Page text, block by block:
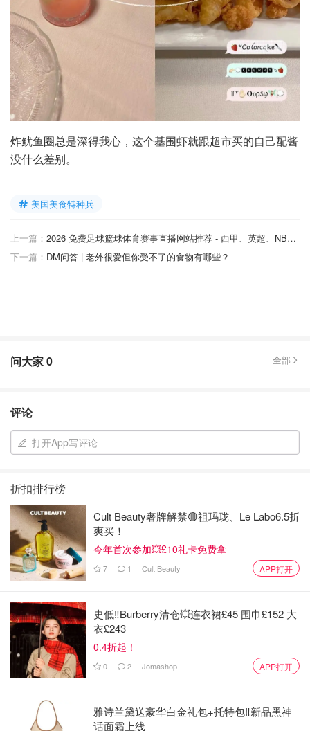
炸鱿鱼圈总是深得我心，这个基围虾就跟超市买的自己配酱
没什么差别。
美国美食特种兵
上一篇：
2026 免费足球篮球体育赛事直播网站推荐 - 西甲、英超、NBA..在线免费看！
下一篇： DM问答 | 老外很爱但你受不了的食物有哪些？
问大家0 全部
评论
打开App写评论
折扣排行榜
Cult Beauty奢牌解禁🔴祖玛珑、Le Labo6.5折
爽买！
今年首次参加💥£10礼卡免费拿
7 1 Cult Beauty APP打开
史低‼️Burberry清仓💥连衣裙£45 围巾£152 大
衣£243
0.4折起！
0 2 Jomashop APP打开
雅诗兰黛送豪华白金礼包+托特包‼️新品黑神
话面霜上线